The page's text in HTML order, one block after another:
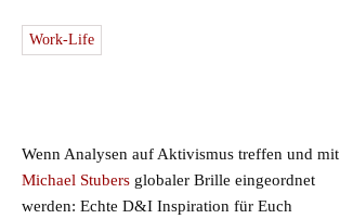
Work-Life
Wenn Analysen auf Aktivismus treffen und mit
Michael Stubers globaler Brille eingeordnet
werden: Echte D&I Inspiration für Euch